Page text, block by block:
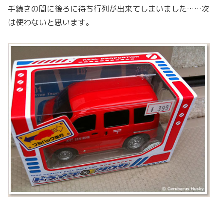
手続きの間に後ろに待ち行列が出来てしまいました……次
は使わないと思います。